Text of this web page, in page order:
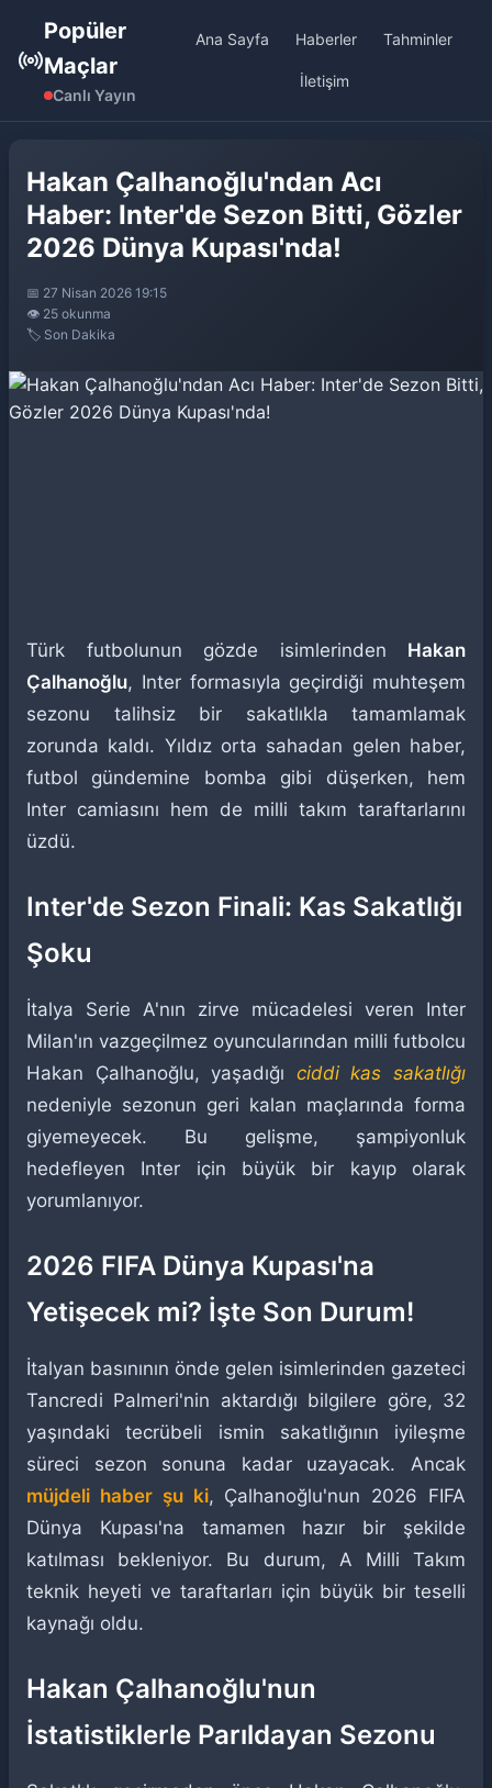
Popüler
Maçlar
Canlı Yayın
Ana Sayfa Haberler Tahminler
İletişim
Hakan Çalhanoğlu'ndan Acı
Haber: Inter'de Sezon Bitti, Gözler
2026 Dünya Kupası'nda!
📅 27 Nisan 2026 19:15
👁️ 25 okunma
🏷️ Son Dakika
Türk futbolunun gözde isimlerinden Hakan
Çalhanoğlu, Inter formasıyla geçirdiği muhteşem
sezonu talihsiz bir sakatlıkla tamamlamak
zorunda kaldı. Yıldız orta sahadan gelen haber,
futbol gündemine bomba gibi düşerken, hem
Inter camiasını hem de milli takım taraftarlarını
üzdü.
Inter'de Sezon Finali: Kas Sakatlığı
Şoku
İtalya Serie A'nın zirve mücadelesi veren Inter
Milan'ın vazgeçilmez oyuncularından milli futbolcu
Hakan Çalhanoğlu, yaşadığı ciddi kas sakatlığı
nedeniyle sezonun geri kalan maçlarında forma
giyemeyecek. Bu gelişme, şampiyonluk
hedefleyen Inter için büyük bir kayıp olarak
yorumlanıyor.
2026 FIFA Dünya Kupası'na
Yetişecek mi? İşte Son Durum!
İtalyan basınının önde gelen isimlerinden gazeteci
Tancredi Palmeri'nin aktardığı bilgilere göre, 32
yaşındaki tecrübeli ismin sakatlığının iyileşme
süreci sezon sonuna kadar uzayacak. Ancak
müjdeli haber şu ki, Çalhanoğlu'nun 2026 FIFA
Dünya Kupası'na tamamen hazır bir şekilde
katılması bekleniyor. Bu durum, A Milli Takım
teknik heyeti ve taraftarları için büyük bir teselli
kaynağı oldu.
Hakan Çalhanoğlu'nun
İstatistiklerle Parıldayan Sezonu